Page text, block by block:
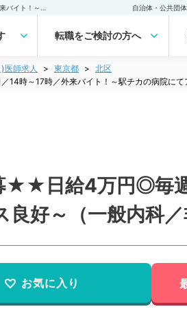
自治体・公共団
転職をご検討の方へ
医師求人 東京都
北区
時～17時／外来バイト！～駅チカの病院にて
★★日給4万円◎毎
好～（一般内科／
お気に入り